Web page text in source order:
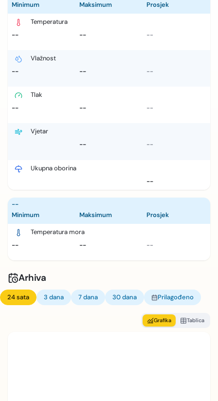
Minimum
Maksimum Prosjek
Temperatura
--
-- --
Vlažnost
--
-- --
Tlak
--
-- --
Vjetar
--
--
Ukupna oborina
--
--
Minimum
Maksimum Prosjek
Temperatura mora
--
-- --
Arhiva
24 sata 3 dana 7 dana 30 dana Prilagođeno
Grafika Tablica